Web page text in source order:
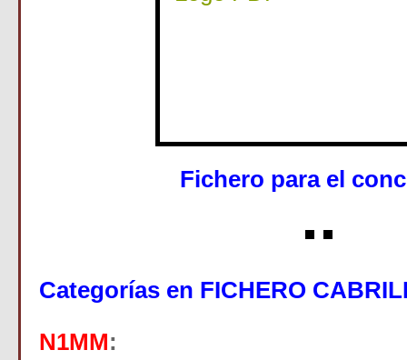
Fichero para el
Categorías en FICHERO
N1MM: